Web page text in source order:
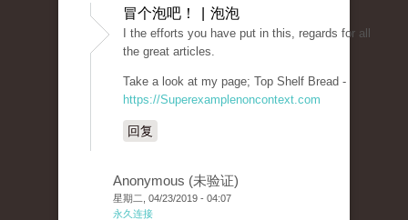
冒个泡吧！ | 泡泡
I the efforts you have put in this, regards for all
the great articles.
Take a look at my page; Top Shelf Bread -
https://Superexamplenoncontext.com
回复
Anonymous (未验证)
星期二, 04/23/2019 - 04:07
永久连接